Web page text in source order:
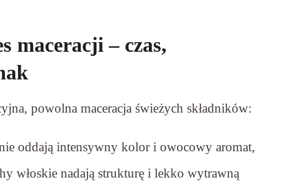
maceracji – czas,
powolna maceracja świeżych składników:
oddają intensywny kolor i owocowy aromat,
włoskie nadają strukturę i lekko wytrawną